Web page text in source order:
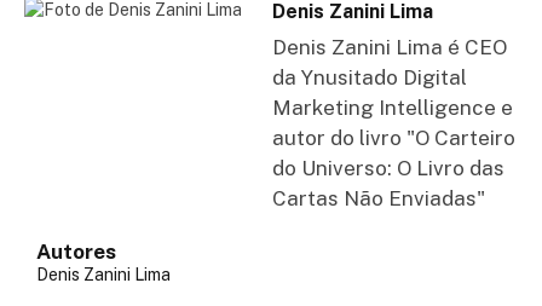
Denis Zanini Lima
Denis Zanini Lima é CEO
da Ynusitado Digital
Marketing Intelligence e
autor do livro "O Carteiro
do Universo: O Livro das
Cartas Não Enviadas"
Autores
Denis Zanini Lima